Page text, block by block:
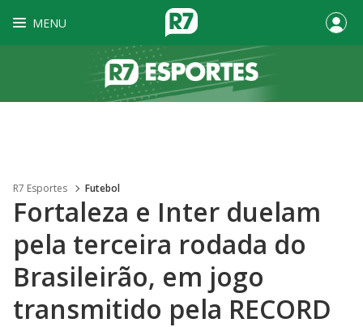
MENU
R7 Esportes Futebol
Fortaleza e Inter duelam
pela terceira rodada do
Brasileirão, em jogo
transmitido pela RECORD